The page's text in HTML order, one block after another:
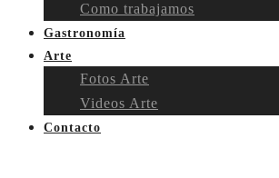
Como trabajamos
Gastronomía
Arte
Fotos Arte
Videos Arte
Contacto